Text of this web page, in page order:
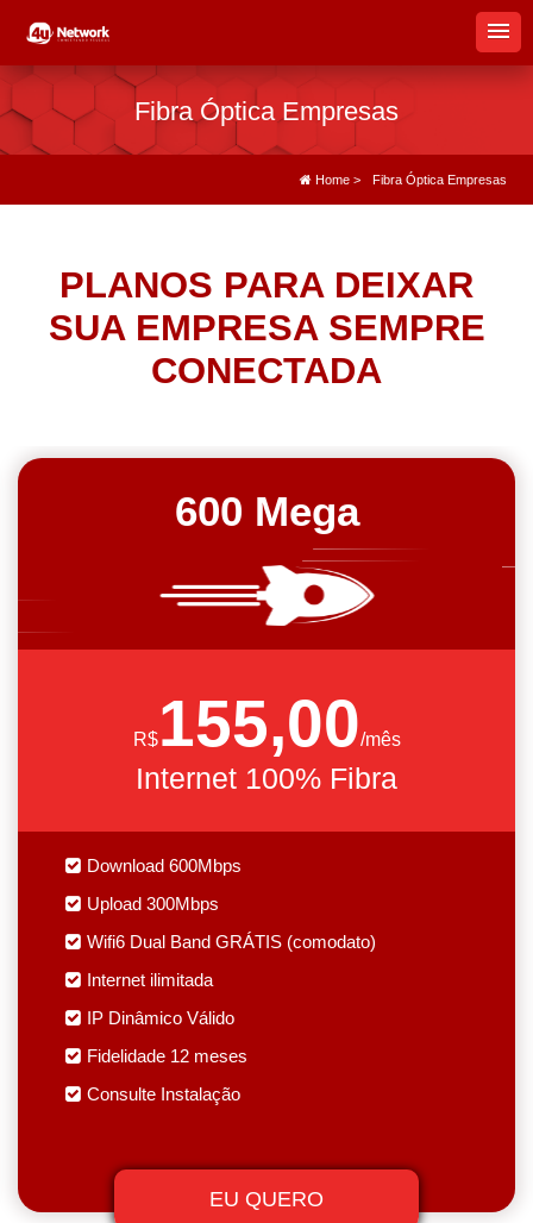
Fibra Óptica Empresas
Home > Fibra Óptica Empresas
PLANOS PARA DEIXAR
SUA EMPRESA SEMPRE
CONECTADA
600 Mega
R$155,00/mês
Internet 100% Fibra
Download 600Mbps
Upload 300Mbps
Wifi6 Dual Band GRÁTIS (comodato)
Internet ilimitada
IP Dinâmico Válido
Fidelidade 12 meses
Consulte Instalação
EU QUERO